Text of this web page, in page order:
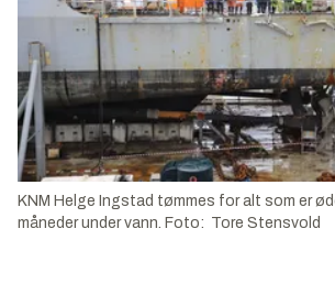
KNM Helge Ingstad tømmes for alt som er
måneder under vann. Foto: Tore Stensvold